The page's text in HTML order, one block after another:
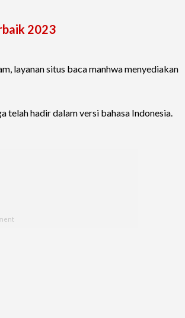
2023
layanan situs baca manhwa menyediakan
telah hadir dalam versi bahasa Indonesia.